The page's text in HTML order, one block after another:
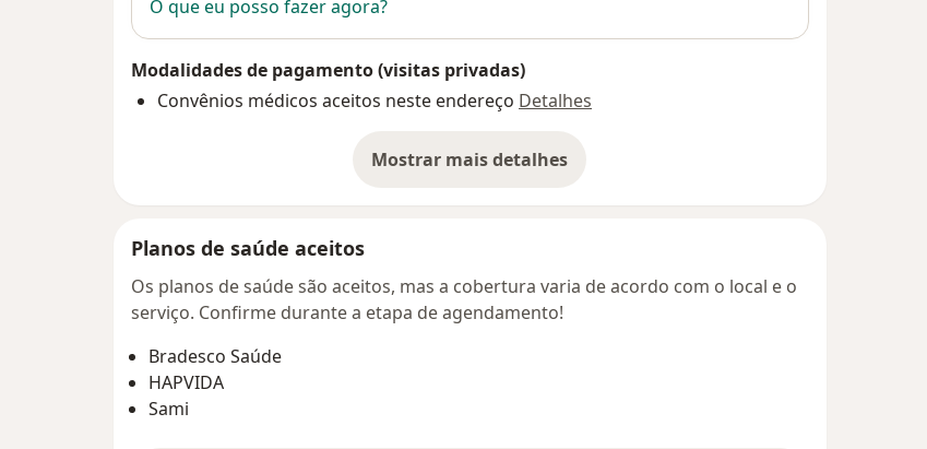
O que eu posso fazer agora?
Modalidades de pagamento (visitas privadas)
Convênios médicos aceitos neste endereço Detalhes
Mostrar mais detalhes
sobre o endereço
Planos de saúde aceitos
Os planos de saúde são aceitos, mas a cobertura varia de acordo com o local e o
serviço. Confirme durante a etapa de agendamento!
Bradesco Saúde
HAPVIDA
Sami